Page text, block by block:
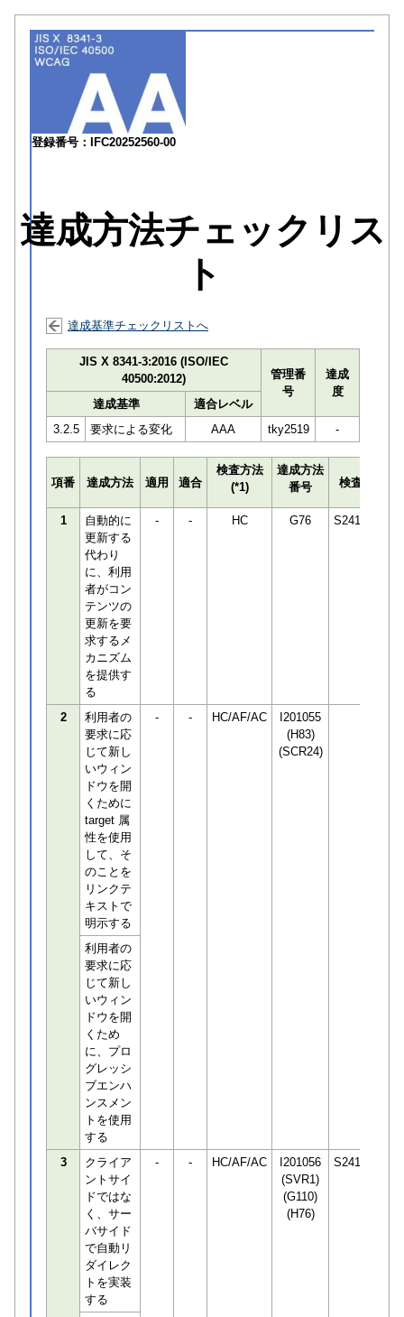
登録番号：IFC20252560-00
達成方法チェックリス
ト
達成基準チェックリストへ
JIS X 8341-3:2016 (ISO/IEC
40500:2012)
管理番
号
達成
度
達成基準
適合レベル
3.2.5
要求による変化 AAA tky2519 -
項番 達成方法 適用 適合
検査方法
(*1)
達成方法
番号
検査員
1
自動的に
更新する
代わり
に、利用
者がコン
テンツの
更新を要
求するメ
カニズム
を提供す
る
- - HC G76 S241087
2
利用者の
要求に応
じて新し
いウィン
ドウを開
くために
target 属
性を使用
して、そ
のことを
リンクテ
キストで
明示する
- - HC/AF/AC
I201055
(H83)
(SCR24)
利用者の
要求に応
じて新し
いウィン
ドウを開
くため
に、プロ
グレッシ
ブエンハ
ンスメン
トを使用
する
3
クライア
ントサイ
ドではな
く、サー
バサイド
で自動リ
ダイレク
トを実装
する
- - HC/AF/AC
I201056
(SVR1)
(G110)
(H76)
S241087